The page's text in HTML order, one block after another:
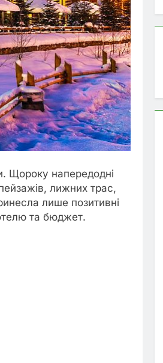
Щороку напередодні
лижних трас,
лише позитивні
та бюджет.